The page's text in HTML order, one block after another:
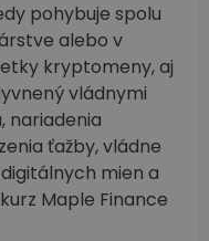
pohybuje spolu
alebo v
kryptomeny, aj
vládnymi
nariadenia
ťažby, vládne
mien a
Maple Finance